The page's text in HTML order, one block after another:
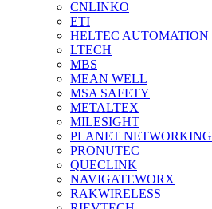
CNLINKO
ETI
HELTEC AUTOMATION
LTECH
MBS
MEAN WELL
MSA SAFETY
METALTEX
MILESIGHT
PLANET NETWORKING
PRONUTEC
QUECLINK
NAVIGATEWORX
RAKWIRELESS